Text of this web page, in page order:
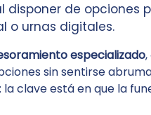
disponer de opciones
o urnas digitales.
especializado
sin sentirse
clave está en que la